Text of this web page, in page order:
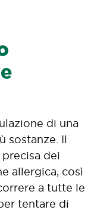
di una
sostanze. Il
dei
allergica, così
a tutte le
tentare di